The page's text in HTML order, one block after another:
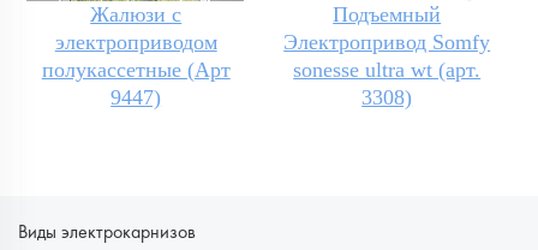
Жалюзи с
электроприводом
полукассетные (Арт
9447)
Подъемный
Электропривод Somfy
sonesse ultra wt (арт.
3308)
Виды электрокарнизов